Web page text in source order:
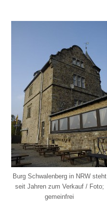
Burg Schwalenberg in NRW steht
seit Jahren zum Verkauf / Foto;
gemeinfrei